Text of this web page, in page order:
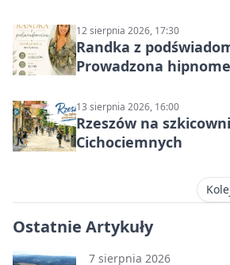
12 sierpnia 2026, 17:30
Randka z
Prowadzona
13 sierpnia 2026, 16:00
Rzeszów na
Cichociemnych
Ostatnie Artykuły
7 sierpnia 2026